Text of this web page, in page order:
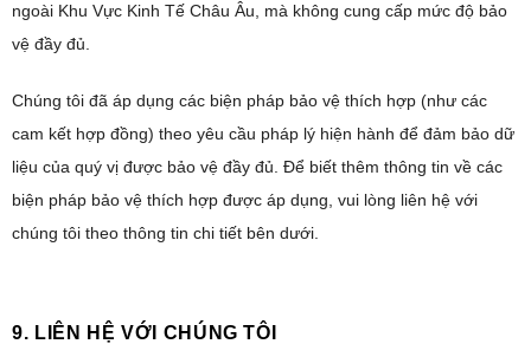
ngoài Khu Vực Kinh Tế Châu Âu, mà không cung cấp mức độ bảo
vệ đầy đủ.
Chúng tôi đã áp dụng các biện pháp bảo vệ thích hợp (như các
cam kết hợp đồng) theo yêu cầu pháp lý hiện hành để đảm bảo dữ
liệu của quý vị được bảo vệ đầy đủ. Để biết thêm thông tin về các
biện pháp bảo vệ thích hợp được áp dụng, vui lòng liên hệ với
chúng tôi theo thông tin chi tiết bên dưới.
9. LIÊN HỆ VỚI CHÚNG TÔI